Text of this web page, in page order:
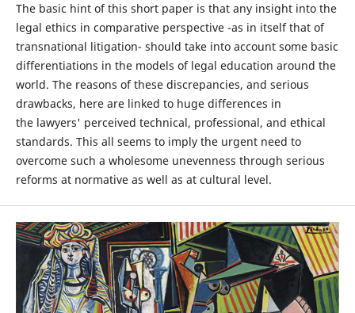
The basic hint of this short paper is that any insight into the
legal ethics in comparative perspective -as in itself that of
transnational litigation- should take into account some basic
differentiations in the models of legal education around the
world. The reasons of these discrepancies, and serious
drawbacks, here are linked to huge differences in
the lawyers' perceived technical, professional, and ethical
standards. This all seems to imply the urgent need to
overcome such a wholesome unevenness through serious
reforms at normative as well as at cultural level.